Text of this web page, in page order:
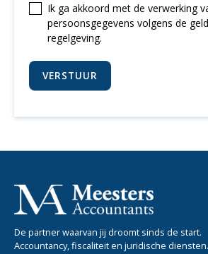
Ik ga akkoord met de verwerking
persoonsgegevens volgens de
regelgeving.
De partner waarvan jij droomt sinds de start.
Accountancy, fiscaliteit en juridische diensten.